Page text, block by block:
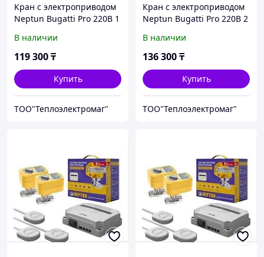
Кран с электроприводом
Neptun Bugatti Pro 220B 1
В наличии
119 300₸
Купить
ТОО"Теплоэлектромаг"
Кран с электроприводом
Neptun Bugatti Pro 220B 2
В наличии
136 300₸
Купить
ТОО"Теплоэлектромаг"